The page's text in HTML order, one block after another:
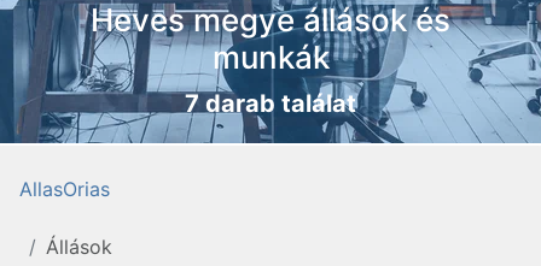
Heves megye állások és
munkák
7 darab találat
AllasOrias
Állások